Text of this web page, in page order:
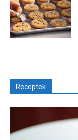
Receptek